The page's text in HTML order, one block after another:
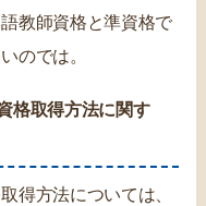
教師資格と準資格で
のでは。
格取得方法に関す
得方法については、